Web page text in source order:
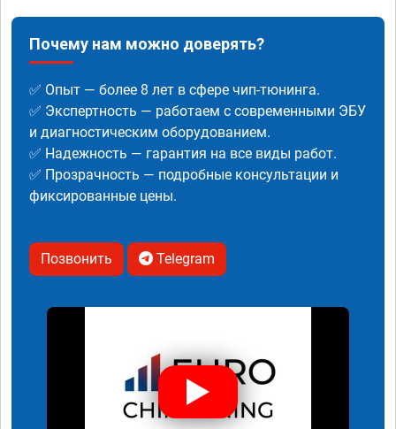
Почему нам можно доверять?
✅ Опыт — более 8 лет в сфере чип-тюнинга.
✅ Экспертность — работаем с современными ЭБУ
и диагностическим оборудованием.
✅ Надежность — гарантия на все виды работ.
✅ Прозрачность — подробные консультации и
фиксированные цены.
Позвонить Telegram